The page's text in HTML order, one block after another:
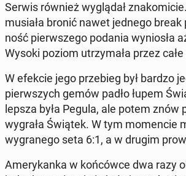
Serwis również wy­glą­dał
musiała bronić nawet jednego
ność pierw­sze­go podania wy­nio­sła
Wysoki poziom utrzy­ma­ła przez
W efekcie jego prze­bieg był bardzo
pierw­szych gemów padło łupem
lepsza była Pegula, ale potem znów
wygrała Świątek. W tym mo­men­cie
wy­gra­ne­go seta 6:1, a w drugim
Ame­ry­kan­ka w koń­ców­ce dwa razy